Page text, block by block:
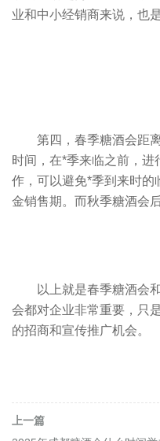
业和中小经销商来说，也
第四，春季糖酒会距
时间，在*季来临之前，进
作，可以避免*季到来时
金销售期。而秋季糖酒会
以上就是春季糖酒会
会都对企业非常重要，只
的招商和宣传推广机会。
上一篇